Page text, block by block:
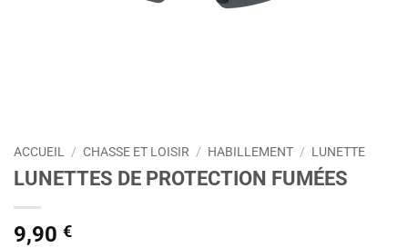
ACCUEIL / CHASSE ET LOISIR / HABILLEMENT / LUNETTE
LUNETTES DE PROTECTION FUMÉES
9,90 €